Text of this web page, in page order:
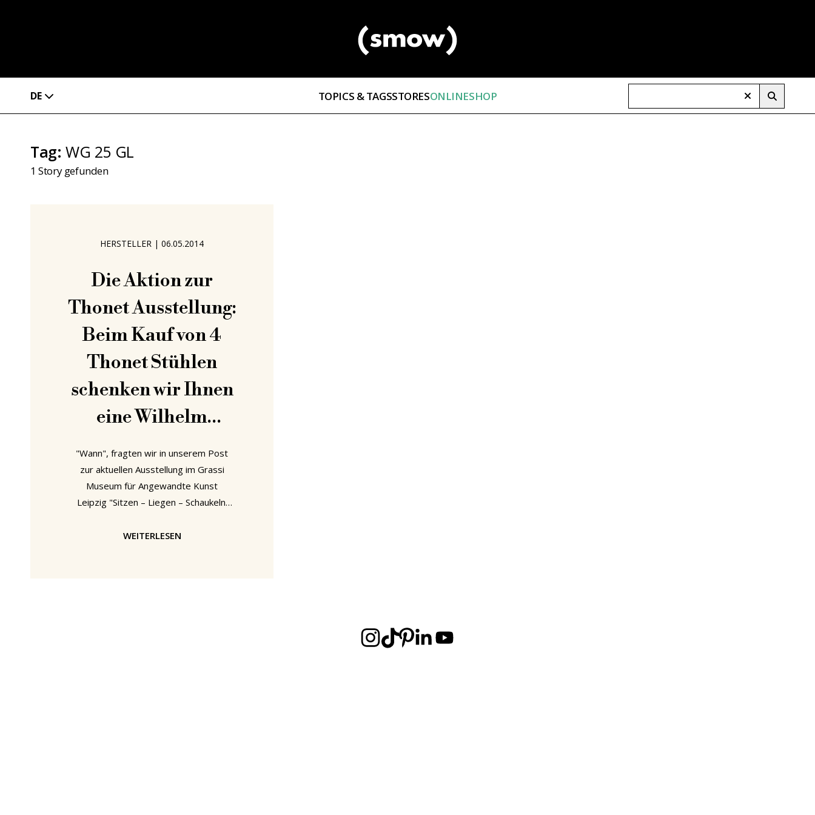
DE TOPICS & TAGSSTORESONLINESHOP
Tag: WG 25 GL
1 Story gefunden
HERSTELLER | 06.05.2014
Die Aktion zur
Thonet Ausstellung:
Beim Kauf von 4
Thonet Stühlen
schenken wir Ihnen
eine Wilhelm
Wagenfeld Lampe
von Tecnolumen.
"Wann", fragten wir in unserem Post
zur aktuellen Ausstellung im Grassi
Museum für Angewandte Kunst
Leipzig "Sitzen – Liegen – Schaukeln.
Ausstellung über Thonet Stühle zu
WEITERLESEN